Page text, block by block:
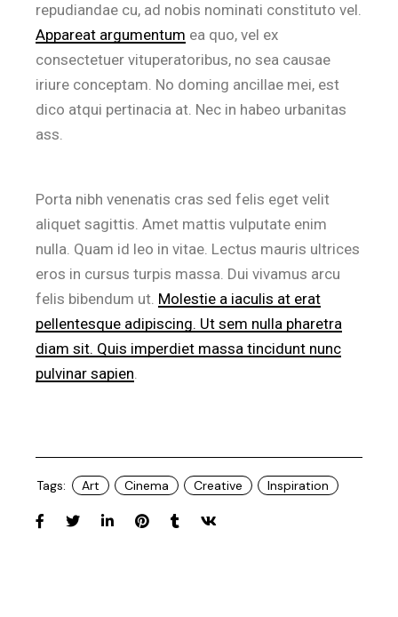
repudiandae cu, ad nobis nominati constituto vel.
Appareat argumentum ea quo, vel ex
consectetuer vituperatoribus, no sea causae
iriure conceptam. No doming ancillae mei, est
dico atqui pertinacia at. Nec in habeo urbanitas
ass.
Porta nibh venenatis cras sed felis eget velit
aliquet sagittis. Amet mattis vulputate enim
nulla. Quam id leo in vitae. Lectus mauris ultrices
eros in cursus turpis massa. Dui vivamus arcu
felis bibendum ut. Molestie a iaculis at erat
pellentesque adipiscing. Ut sem nulla pharetra
diam sit. Quis imperdiet massa tincidunt nunc
pulvinar sapien.
Tags: Art Cinema Creative Inspiration